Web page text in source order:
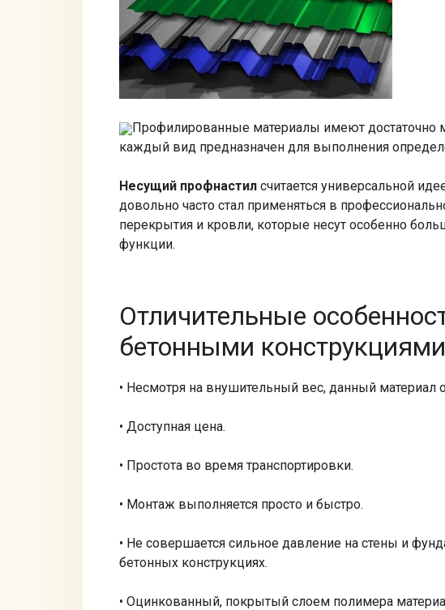
Профилированные материалы имеют достаточно
каждый вид предназначен для выполнения
Несущий профнастил считается универсальной
довольно часто стал применяться в
перекрытия и кровли, которые несут особенно
функции.
Отличительные
бетонными конструкциями
• Несмотря на внушительный вес, данный материал
• Доступная цена.
• Простота во время транспортировки.
• Монтаж выполняется просто и быстро.
• Не совершается сильное давление на стены и
бетонных конструкциях.
• Оцинкованный, покрытый слоем полимера